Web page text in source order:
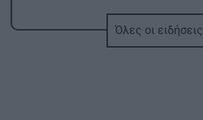
GOSSIP - LIFESTYLEΌλες οι ειδήσεις